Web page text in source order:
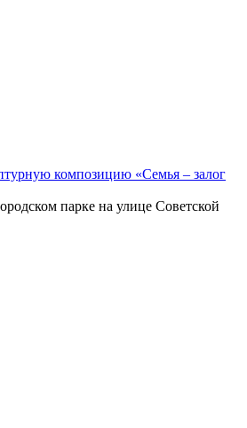
композицию «Семья – залог
парке на улице Советской